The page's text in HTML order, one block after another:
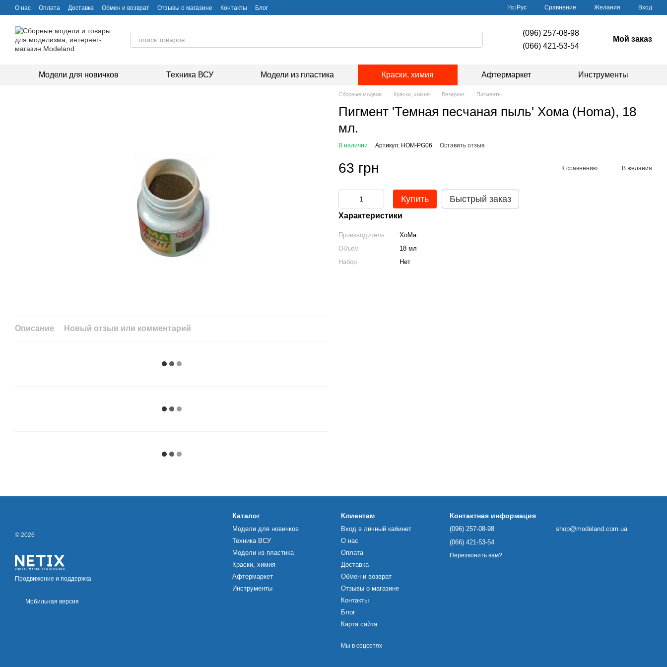
Перейти к основному контенту
О нас Оплата Доставка Обмен и возврат Отзывы о магазине Контакты Блог Укр Рус Сравнение Желания Вход
(096) 257-08-98
(066) 421-53-54
Мой заказ
Модели для новичков Техника ВСУ Модели из пластика Краски, химия Афтермаркет Инструменты
Описание Новый отзыв или комментарий
Сборные модели Краски, химия Везеринг Пигменты
Пигмент 'Темная песчаная пыль' Хома (Homa), 18
мл.
В наличии Артикул: HOM-PG06 Оставить отзыв
63 грн К сравнению В желания
Купить Быстрый заказ
Характеристики
Производитель
ХоМа
Объём
18 мл
Набор
Нет
© 2026
Продвижение и поддержка
Мобильная версия
Каталог
Модели для новичков
Техника ВСУ
Модели из пластика
Краски, химия
Афтермаркет
Инструменты
Клиентам
Вход в личный кабинет
О нас
Оплата
Доставка
Обмен и возврат
Отзывы о магазине
Контакты
Блог
Карта сайта
Мы в соцсетях
Контактная информация
(096) 257-08-98
(066) 421-53-54
Перезвонить вам?
shop@modeland.com.ua